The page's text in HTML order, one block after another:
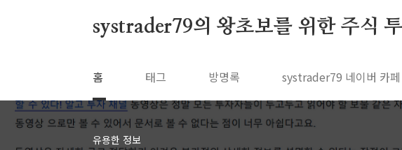
systrader79의 왕초보를 위한 주식
홈 태그 방명록 systrader79 네이버 카페
유용한 정보